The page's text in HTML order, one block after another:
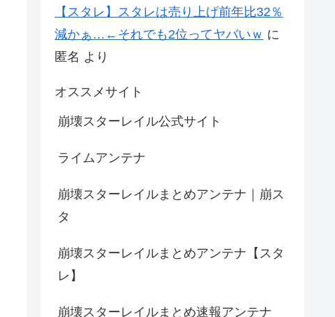
【スタレ】スタレは売り上げ前年比32％
減かぁ…←それでも2位ってヤバいｗ に
匿名 より
オススメサイト
崩壊スターレイル公式サイト
ライムアンテナ
崩壊スターレイルまとめアンテナ｜崩ス
タ
崩壊スターレイルまとめアンテナ【スタ
レ】
崩壊スターレイルまとめ速報アンテナ